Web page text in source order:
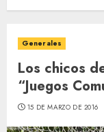
Generales
Los chicos
“Juegos
15 DE MARZO DE 2016